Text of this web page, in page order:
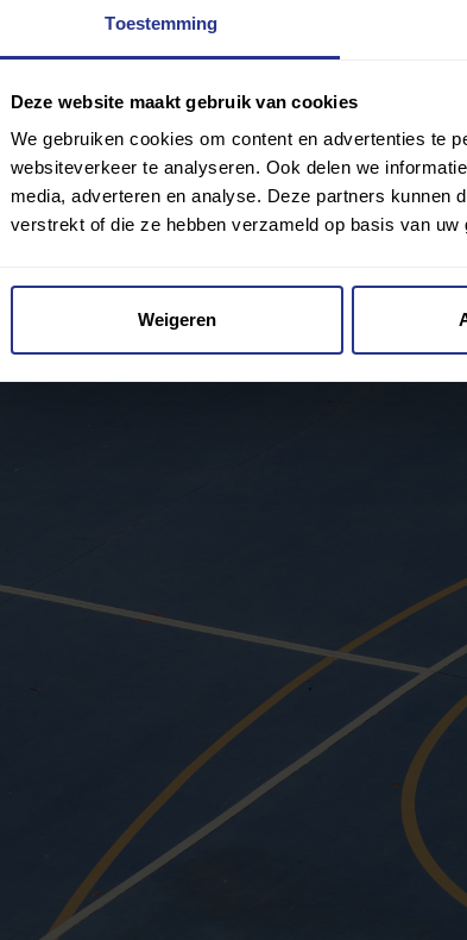
Toestemming
Deze website maakt gebruik van cookies
We gebruiken cookies om content en advertenties te
websiteverkeer te analyseren. Ook delen we
media, adverteren en analyse. Deze partners kunnen
verstrekt of die ze hebben verzameld op basis van
Weigeren
Toevoegen als favoriet Delen
Wijziging voorstellen voor deze club? Klik hier